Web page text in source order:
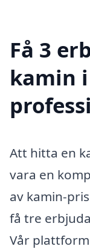
Få 3
kamin
Att hitta en
vara en
av kamin-
få tre
Vår